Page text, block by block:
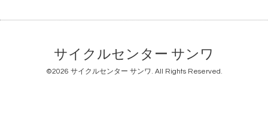
サイクルセンター サンワ
©2026 サイクルセンター サンワ. All Rights Reserved.